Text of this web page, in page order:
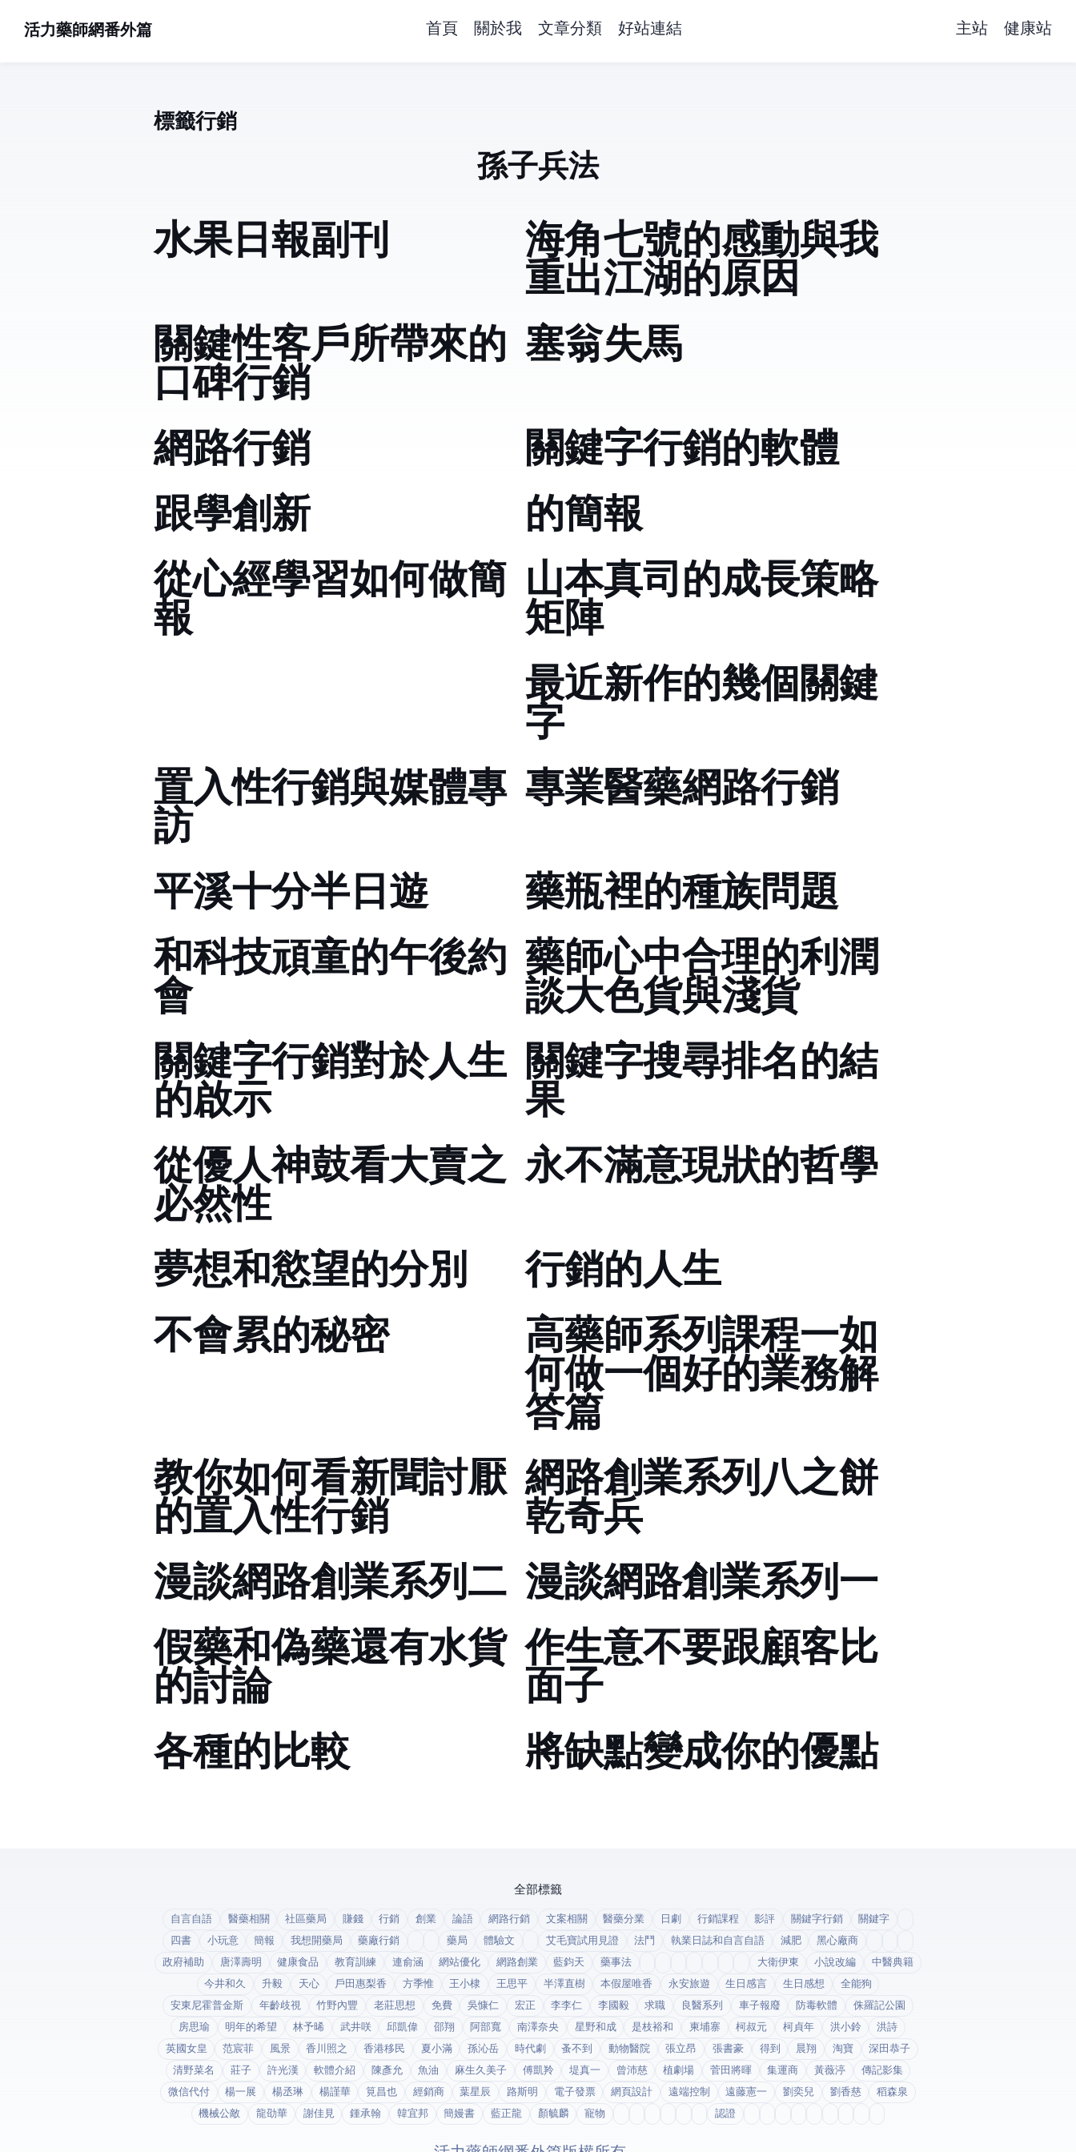
活力藥師網番外篇 首頁 關於我 文章分類 好站連結 主站 健康站
標籤: 行銷 (35)
孫子兵法
水果日報副刊
海角七號的感動與我
重出江湖的原因
關鍵性客戶所帶來的
口碑行銷
塞翁失馬
網路行銷
關鍵字行銷的軟體
跟Jobs學創新
Jobs的簡報
從心經學習如何做簡
報
山本真司的成長策略
矩陣
最近新作的幾個關鍵
字
置入性行銷與媒體專
訪
專業醫藥網路行銷
平溪十分半日遊
藥瓶裡的種族問題
和科技頑童的午後約
會
藥師心中合理的利潤-
談大色貨與淺貨
關鍵字行銷對於人生
的啟示
關鍵字搜尋排名的結
果
從優人神鼓看Wii大賣之
必然性
永不滿意現狀----Google的哲學!!!
夢想和慾望的分別
行銷的人生
不會累的秘密
高藥師系列課程一.........如
何做一個好的業務(解
答篇)
教你如何看新聞?????(討厭
的置入性行銷)
網路創業系列八之餅
乾奇兵
漫談網路創業系列二 漫談網路創業系列一
假藥和偽藥還有水貨
的討論
作生意不要跟顧客比
面子
各種blog的比較
將缺點變成你的優點
全部標籤
自言自語 醫藥相關 社區藥局 賺錢 行銷 創業 論語 網路行銷 文案相關 醫藥分業 日劇 行銷課程 影評 關鍵字行銷
關鍵字
四書
小玩意 簡報 我想開藥局 藥廠行銷 藥局 體驗文 艾毛寶試用見證 法鬥 執業日誌和自言自語 減肥
黑心廠商
政府補助
唐澤壽明 健康食品 教育訓練 連俞涵 網站優化 網路創業 藍鈞天 藥事法 大衛伊東 小說改編
中醫典籍
今井和久
升毅 天心 戶田惠梨香 方季惟 王小棣 王思平 半澤直樹 本假屋唯香 永安旅遊 生日感言 生日感想
全能狗
安東尼霍普金斯
年齡歧視 竹野內豐 老莊思想 免費 吳慷仁 宏正 李李仁 李國毅 求職 良醫系列 車子報廢 防毒軟體
侏羅記公園
房思瑜
明年的希望 林予晞 武井咲 邱凱偉 邵翔 阿部寬 南澤奈央 星野和成 是枝裕和 柬埔寨 柯叔元 柯貞年 洪小鈴
洪詩
英國女皇
范宸菲 風景 香川照之 香港移民 夏小滿 孫沁岳 時代劇 蚤不到 動物醫院 張立昂 張書豪 得到app 晨翔 淘寶
深田恭子
清野菜名
莊子 許光漢 軟體介紹 陳彥允 魚油 麻生久美子 傅凱羚 堤真一 曾沛慈 植劇場 菅田將暉 集運商 黃薇渟
傳記影集
微信代付
楊一展 楊丞琳 楊謹華 筧昌也 經銷商 葉星辰 路斯明 電子發票 網頁設計 遠端控制 遠藤憲一 劉奕兒 劉香慈
稻森泉
機械公敵
龍劭華 謝佳見 鍾承翰 韓宜邦 簡嫚書 藍正龍 顏毓麟 寵物 fda認證